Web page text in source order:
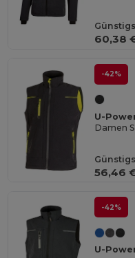
60,38
-42%
U-
Damen
56,46
-42%
U-